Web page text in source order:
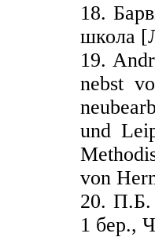
18.
школа
19.
nebst
und
von
20. П.Б.
1 бер.,